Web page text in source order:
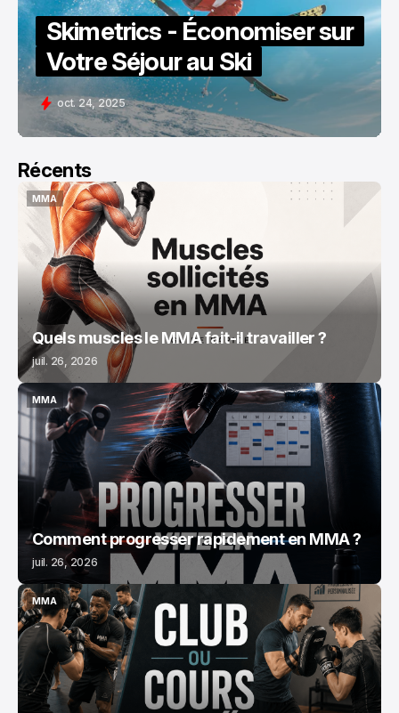
Skimetrics - Économiser sur
Votre Séjour au Ski
oct. 24, 2025
Récents
MMA
MMA
Quels muscles le MMA fait-il travailler ?
juil. 26, 2026
MMA
MMA
Comment progresser rapidement en MMA ?
juil. 26, 2026
MMA
MMA